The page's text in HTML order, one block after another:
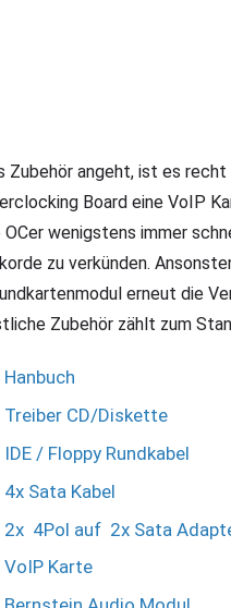
Zubehör angeht, ist es recht
Board eine VoIP
OCer wenigstens immer
zu verkünden.
erneut die
Zubehör zählt zum
Hanbuch
Treiber CD/Diskette
IDE / Floppy Rundkabel
4x Sata Kabel
2x 4Pol auf 2x Sata
VoIP Karte